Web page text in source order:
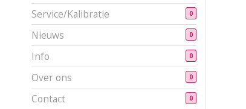
Service/Kalibratie 0
Nieuws 0
Info 0
Over ons 0
Contact 0